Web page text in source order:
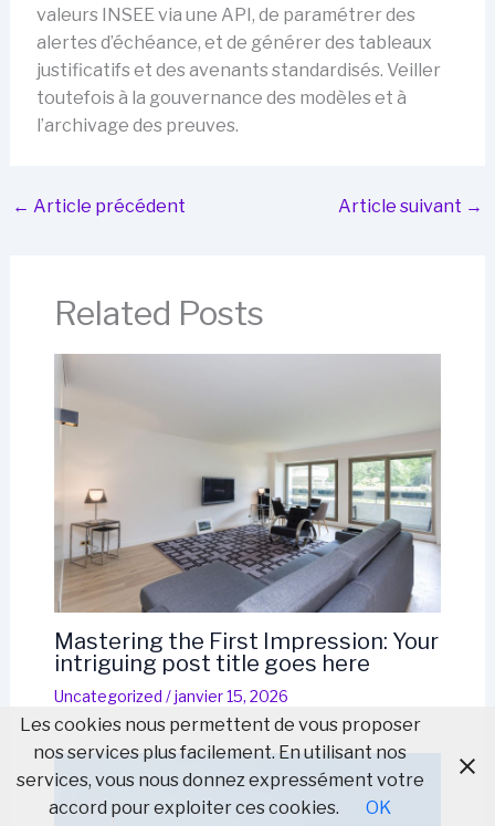
valeurs INSEE via une API, de paramétrer des
alertes d’échéance, et de générer des tableaux
justificatifs et des avenants standardisés. Veiller
toutefois à la gouvernance des modèles et à
l’archivage des preuves.
← Article précédent Article suivant →
Related Posts
Mastering the First Impression: Your
intriguing post title goes here
Uncategorized /janvier 15, 2026
Les cookies nous permettent de vous proposer
nos services plus facilement. En utilisant nos
services, vous nous donnez expressément votre
accord pour exploiter ces cookies.
OK